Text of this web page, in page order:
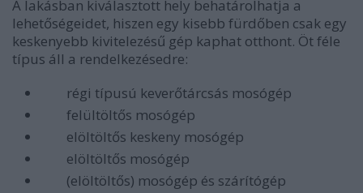
A lakásban kiválasztott hely behatárolhatja a
lehetőségeidet, hiszen egy kisebb fürdőben csak egy
keskenyebb kivitelezésű gép kaphat otthont. Öt féle
típus áll a rendelkezésedre:
régi típusú keverőtárcsás mosógép
felültöltős mosógép
elöltöltős keskeny mosógép
elöltöltős mosógép
(elöltöltős) mosógép és szárítógép